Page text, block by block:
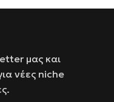
μας και
νέες niche